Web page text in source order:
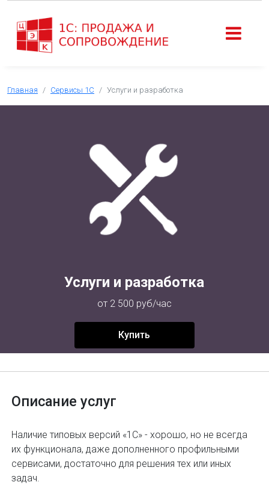
Главная Сервисы 1С Услуги и разработка
Услуги и разработка
от 2 500 руб/час
Купить
Описание услуг
Наличие типовых версий «1С» - хорошо, но не всегда
их функционала, даже дополненного профильными
сервисами, достаточно для решения тех или иных
задач.